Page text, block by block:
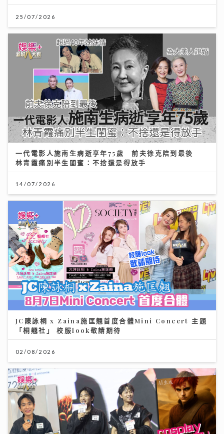
25/07/2026
一代電影人施南生病逝享年75歲 前夫徐克陪到最後
林青霞痛別半生閨蜜：不捨還是得放手
14/07/2026
JC陳詠桐 x Zaina施匡翹首度合體Mini Concert 主題
「桐翹社」 校服look敬請期待
02/08/2026